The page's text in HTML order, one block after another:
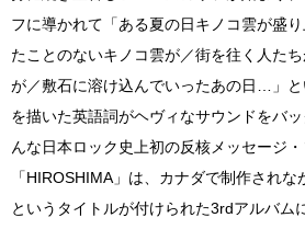
フに導かれて「ある夏の日キノコ雲が盛
たことのないキノコ雲が／街を往く人た
が／敷石に溶け込んでいったあの日…」
を描いた英語詞がヘヴィなサウンドをバ
んな日本ロック史上初の反核メッセージ
「HIROSHIMA」は、カナダで制作されな
というタイトルが付けられた3rdアルバム